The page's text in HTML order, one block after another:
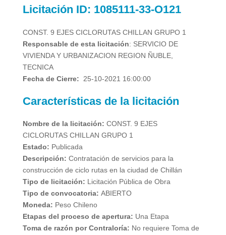
Licitación ID: 1085111-33-O121
CONST. 9 EJES CICLORUTAS CHILLAN GRUPO 1
Responsable de esta licitación: SERVICIO DE
VIVIENDA Y URBANIZACION REGION ÑUBLE,
TECNICA
Fecha de Cierre:
25-10-2021 16:00:00
Características de la licitación
Nombre de la licitación: CONST. 9 EJES
CICLORUTAS CHILLAN GRUPO 1
Estado: Publicada
Descripción: Contratación de servicios para la
construcción de ciclo rutas en la ciudad de Chillán
Tipo de licitación: Licitación Pública de Obra
Tipo de convocatoria: ABIERTO
Moneda: Peso Chileno
Etapas del proceso de apertura: Una Etapa
Toma de razón por Contraloría: No requiere Toma de